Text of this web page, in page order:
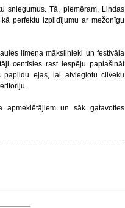
sniegumus. Tā, piemēram, Lindas
perfektu izpildījumu ar mežonīgu
līmeņa mākslinieki un festivāla
centīsies rast iespēju paplašināt
ejas, lai atvieglotu cilveku
apmeklētājiem un sāk gatavoties